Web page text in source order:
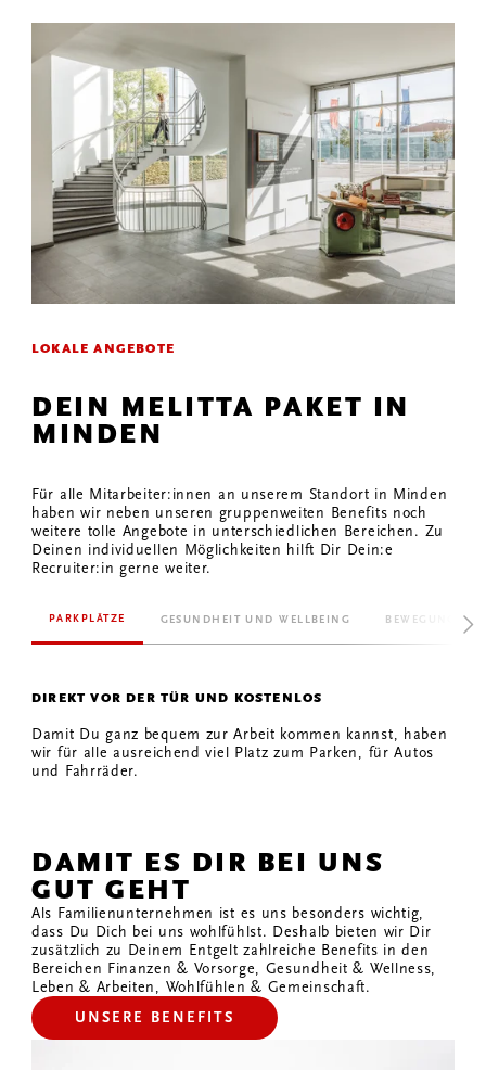
LOKALE ANGEBOTE
DEIN MELITTA PAKET IN
MINDEN
Für alle Mitarbeiter:innen an unserem Standort in Minden
haben wir neben unseren gruppenweiten Benefits noch
weitere tolle Angebote in unterschiedlichen Bereichen. Zu
Deinen individuellen Möglichkeiten hilft Dir Dein:e
Recruiter:in gerne weiter.
PARKPLÄTZE GESUNDHEIT UND WELLBEING BEWEGUNG IM
DIREKT VOR DER TÜR UND KOSTENLOS
Damit Du ganz bequem zur Arbeit kommen kannst, haben
wir für alle ausreichend viel Platz zum Parken, für Autos
und Fahrräder.
DAMIT ES DIR BEI UNS
GUT GEHT
Als Familienunternehmen ist es uns besonders wichtig,
dass Du Dich bei uns wohlfühlst. Deshalb bieten wir Dir
zusätzlich zu Deinem Entgelt zahlreiche Benefits in den
Bereichen Finanzen & Vorsorge, Gesundheit & Wellness,
Leben & Arbeiten, Wohlfühlen & Gemeinschaft.
UNSERE BENEFITS